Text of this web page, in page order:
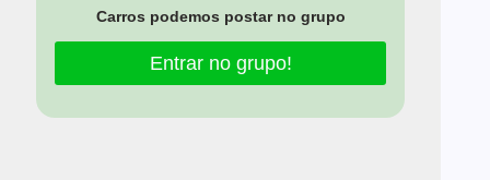
Carros podemos postar no grupo
Entrar no grupo!